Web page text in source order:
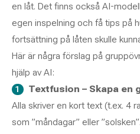
en låt. Det finns också AI-
egen inspelning och få tips på
fortsättning på låten skulle
Här är några förslag på
hjälp av AI:
Textfusion – Skapa en
Alla skriver en kort text (t.ex. 4
som ”måndagar” eller